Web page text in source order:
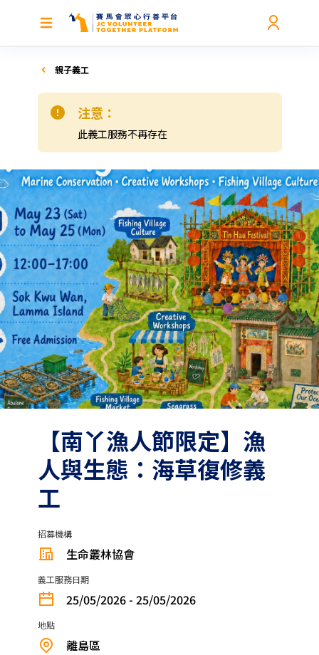
親子義工
注意：
此義工服務不再存在
【南丫漁人節限定】漁
人與生態：海草復修義
工
招募機構
生命叢林協會
義工服務日期
25/05/2026 - 25/05/2026
地點
離島區